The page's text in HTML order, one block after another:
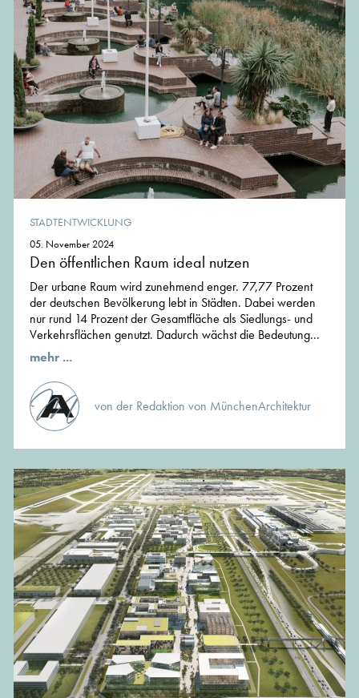
STADTENTWICKLUNG
05. November 2024
Den öffentlichen Raum ideal nutzen
Der urbane Raum wird zunehmend enger. 77,77 Prozent
der deutschen Bevölkerung lebt in Städten. Dabei werden
nur rund 14 Prozent der Gesamtfläche als Siedlungs- und
Verkehrsflächen genutzt. Dadurch wächst die Bedeutung...
mehr ...
von der Redaktion von MünchenArchitektur